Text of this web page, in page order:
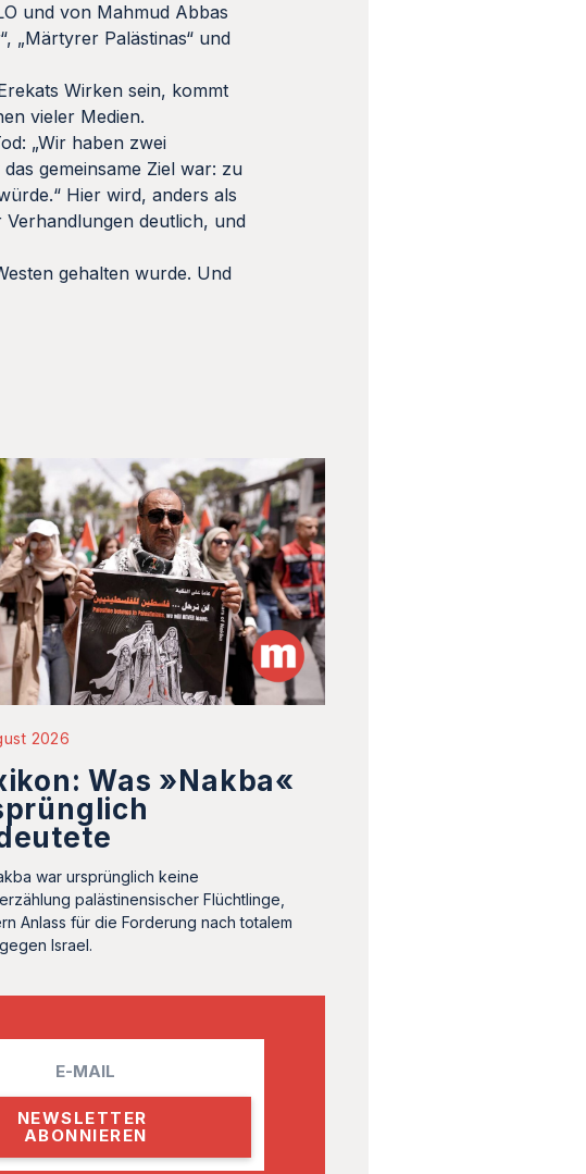
und von Mahmud Abbas
„Märtyrer Palästinas“ und
Wirken sein, kommt
vieler Medien.
„Wir haben zwei
gemeinsame Ziel war: zu
Hier wird, anders als
deutlich, und
gehalten wurde. Und
2026
Was »Nakba«
war ursprünglich keine
palästinensischer Flüchtlinge,
Anlass für die Forderung nach totalem
Israel.